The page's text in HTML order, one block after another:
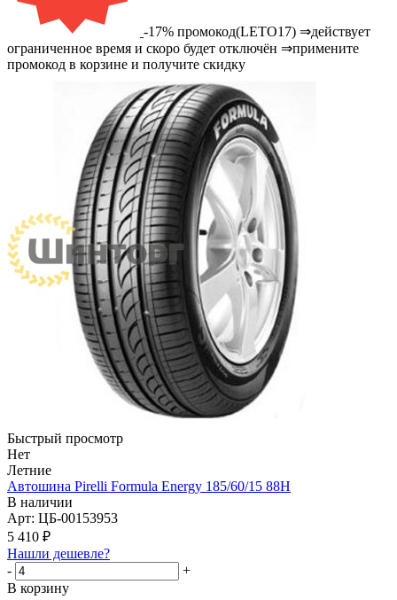
-17% промокод(LETO17) ⇒действует
ограниченное время и скоро будет отключён ⇒примените
промокод в корзине и получите скидку
Быстрый просмотр
Нет
Летние
Автошина Pirelli Formula Energy 185/60/15 88H
В наличии
Арт: ЦБ-00153953
5 410 ₽
Нашли дешевле?
-
+
В корзину